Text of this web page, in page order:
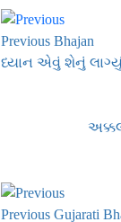
Previous Bhajan
ધ્યાન એવું શેનું
Previous Gujarati